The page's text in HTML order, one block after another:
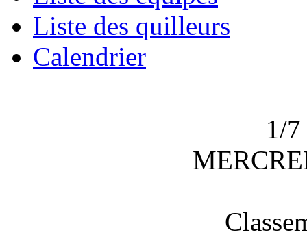
Liste des quilleurs
Calendrier
1/